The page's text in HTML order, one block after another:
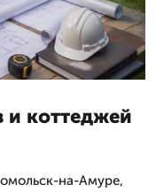
коттеджей
на-Амуре,